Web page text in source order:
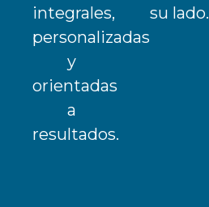
integrales,
personalizadas
y
orientadas
a
resultados.
su lado.